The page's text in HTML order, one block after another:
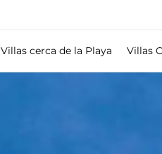
Villas cerca de la Playa Villas